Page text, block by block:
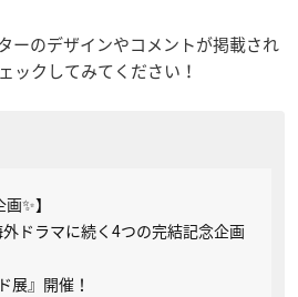
ーのデザインやコメントが掲載され
ックしてみてください！
✨】
ドラマに続く4つの完結記念企画
展』開催！